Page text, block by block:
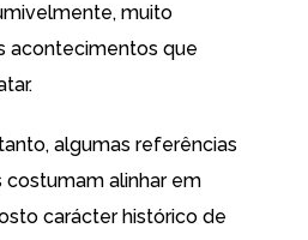
muito
acontecimentos que
algumas referências
costumam alinhar em
carácter histórico de